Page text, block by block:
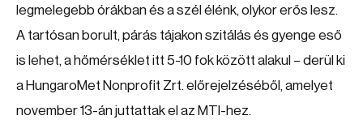
legmelegebb órákban és a szél élénk, olykor erős lesz.
A tartósan borult, párás tájakon szitálás és gyenge eső
is lehet, a hőmérséklet itt 5-10 fok között alakul – derül ki
a HungaroMet Nonprofit Zrt. előrejelzéséből, amelyet
november 13-án juttattak el az MTI-hez.